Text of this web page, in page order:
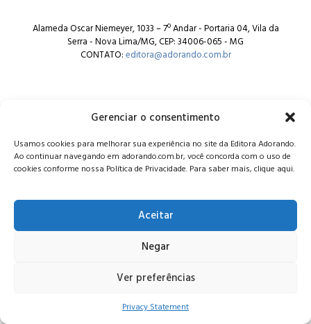
Gerenciar o consentimento
Usamos cookies para melhorar sua experiência no site da Editora Adorando.
Ao continuar navegando em adorando.com.br, você concorda com o uso de
cookies conforme nossa Política de Privacidade. Para saber mais, clique aqui.
Aceitar
Negar
Ver preferências
Privacy Statement
Alameda Oscar Niemeyer, 1033 – 7º Andar - Portaria 04, Vila da
Serra - Nova Lima/MG, CEP: 34006-065 - MG
CONTATO:editora@adorando.com.br
© Editora Adorando 2026. Todos os direitos reservados.
Consulte nossapolítica de privacidade.